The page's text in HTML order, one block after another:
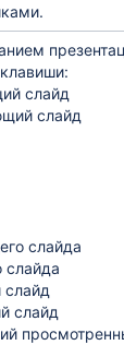
слайд
слайд
слайда
слайда
слайд
слайд